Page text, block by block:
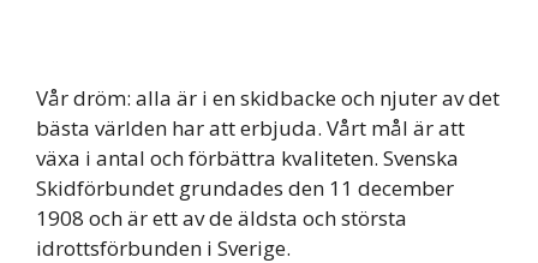
Vår dröm: alla är i en skidbacke och njuter av det
bästa världen har att erbjuda. Vårt mål är att
växa i antal och förbättra kvaliteten. Svenska
Skidförbundet grundades den 11 december
1908 och är ett av de äldsta och största
idrottsförbunden i Sverige.